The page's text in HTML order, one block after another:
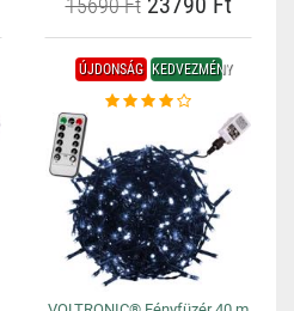
15690 Ft
ÚJDONSÁG KEDVEZMÉNY